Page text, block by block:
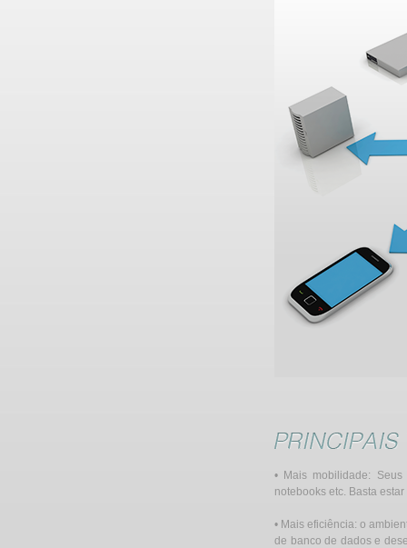
• Mais mobilidade:
notebooks etc. Basta
• Mais eficiência: o
de banco de dados e